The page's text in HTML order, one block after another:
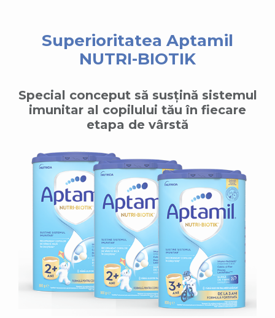
Superioritatea Aptamil
NUTRI-BIOTIK
Special conceput să susțină sistemul
imunitar al copilului tău în fiecare
etapa de vârstă